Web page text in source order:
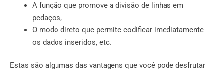
A função que promove a divisão de linhas em
pedaços,
O modo direto que permite codificar imediatamente
os dados inseridos, etc.
Estas são algumas das vantagens que você pode desfrutar